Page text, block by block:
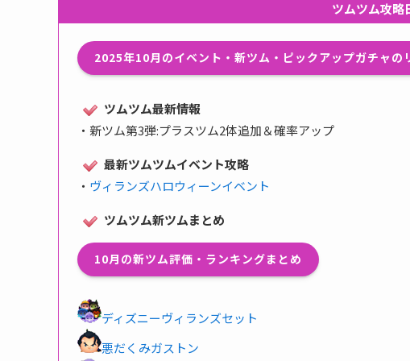
ツムツム攻略
2025年10月のイベント・新ツム・ピックアップガチャの
ツムツム最新情報
・ 新ツム第3弾:プラスツム2体追加＆確率アップ
最新ツムツムイベント攻略
・ ヴィランズハロウィーンイベント
ツムツム新ツムまとめ
10月の新ツム評価・ランキングまとめ
ディズニーヴィランズセット
悪だくみガストン